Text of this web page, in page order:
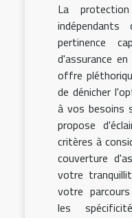
La
pertinence
d'assurance
offre
de dénicher
à vos besoins
propose
critères à
couverture
votre
votre
les